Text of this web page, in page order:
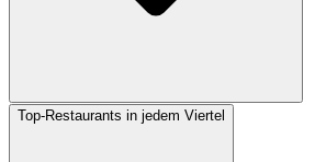
Top-Restaurants in jedem Viertel